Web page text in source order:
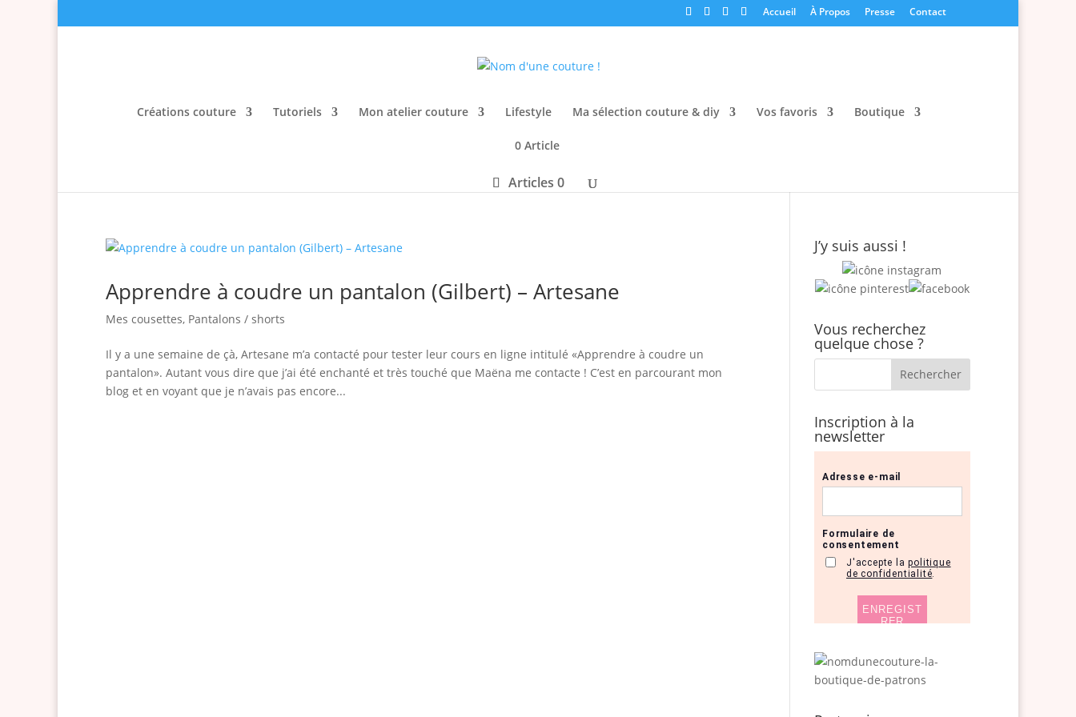
Accueil À Propos Presse Contact
Créations couture Tutoriels Mon atelier couture Lifestyle Ma sélection couture & diy Vos favoris Boutique
0 Article
Articles 0
Apprendre à coudre un pantalon (Gilbert) – Artesane
Mes cousettes, Pantalons / shorts
Il y a une semaine de çà, Artesane m’a contacté pour tester leur cours en ligne intitulé «Apprendre à coudre un
pantalon». Autant vous dire que j’ai été enchanté et très touché que Maëna me contacte ! C’est en parcourant mon
blog et en voyant que je n’avais pas encore...
J’y suis aussi !
Vous recherchez
quelque chose ?
Inscription à la
newsletter